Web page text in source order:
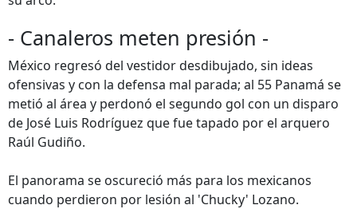
- Canaleros meten presión -
México regresó del vestidor desdibujado, sin ideas
ofensivas y con la defensa mal parada; al 55 Panamá se
metió al área y perdonó el segundo gol con un disparo
de José Luis Rodríguez que fue tapado por el arquero
Raúl Gudiño.
El panorama se oscureció más para los mexicanos
cuando perdieron por lesión al 'Chucky' Lozano.